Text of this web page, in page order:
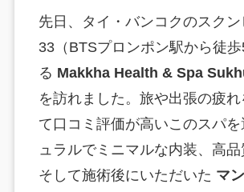
先日、タイ・バンコクのスクン
33（BTSプロンポン駅から徒
る Makkha Health & Spa
を訪れました。旅や出張の疲れ
て口コミ評価が高いこのスパ
ュラルでミニマルな内装、高品
そして施術後にいただいた マ